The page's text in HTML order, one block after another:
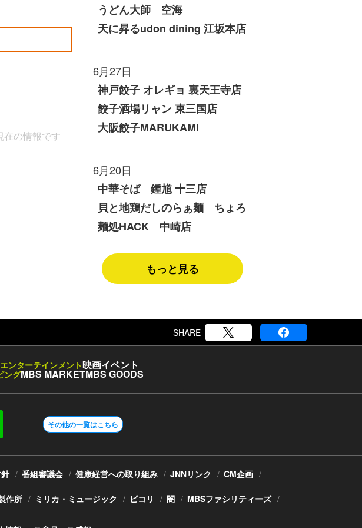
在の情報です
うどん大師 空海
天に昇るudon dining 江坂本店
6月27日
神戸餃子 オレギョ 裏天王寺店
餃子酒場リャン 東三国店
大阪餃子MARUKAMI
6月20日
中華そば 鍾馗 十三店
貝と地鶏だしのらぁ麺 ちょろ
麺処HACK 中崎店
もっと見る
SHARE
エンターテインメント映画イベント
ングMBS MARKETMBS GOODS
その他の一覧はこちら
番組審議会 健康経営への取り組み JNNリンク CM企画
作所 ミリカ・ミュージック ピコリ 闇 MBSファシリティーズ